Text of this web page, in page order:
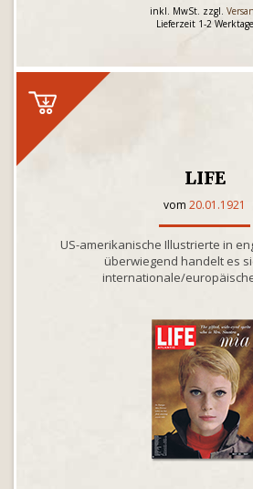
inkl. MwSt. zzgl.
Lieferzeit 1-2 Werktage
LIFE
vom 20.01.1921
US-amerikanische Illustrierte in
überwiegend handelt es
internationale/